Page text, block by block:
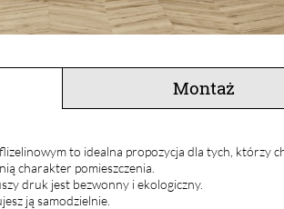
Montaż
to idealna propozycja dla tych, którzy
charakter pomieszczenia.
druk jest bezwonny i ekologiczny.
ją samodzielnie.